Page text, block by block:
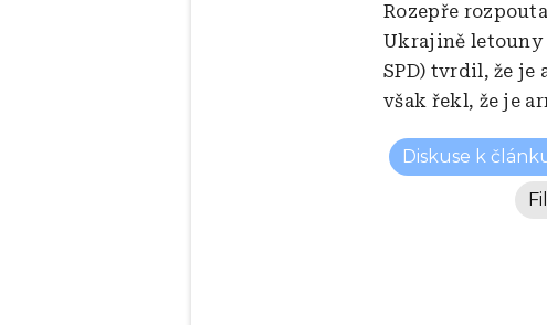
Rozepře
Ukrajině letouny
SPD) tvrdil, že je
však řekl, že je
Diskuse k